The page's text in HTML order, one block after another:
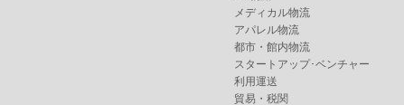
メディカル物流
アパレル物流
都市・館内物流
スタートアップ･ベンチャー
利用運送
貿易・税関